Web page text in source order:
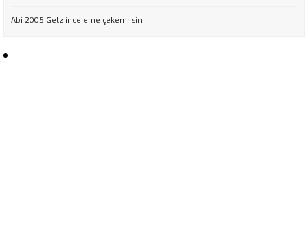
Abi 2005 Getz inceleme çekermisin